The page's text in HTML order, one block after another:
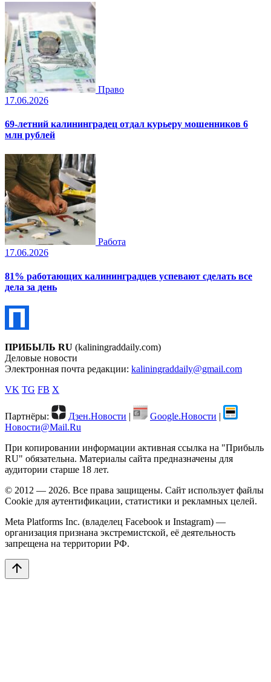
Право
17.06.2026
69-летний калининградец отдал курьеру мошенников 6
млн рублей
Работа
17.06.2026
81% работающих калининградцев успевают сделать все
дела за день
ПРИБЫЛЬ RU (kaliningraddaily.com)
Деловые новости
Электронная почта редакции: kaliningraddaily@gmail.com
VK TG FB X
Партнёры: Дзен.Новости | Google.Новости |
Новости@Mail.Ru
При копировании информации активная ссылка на "Прибыль
RU" обязательна. Материалы сайта предназначены для
аудитории старше 18 лет.
© 2012 — 2026. Все права защищены. Сайт использует файлы
Cookie для аутентификации, статистики и рекламных целей.
Meta Platforms Inc. (владелец Facebook и Instagram) —
организация признана экстремистской, её деятельность
запрещена на территории РФ.
arrow_upward